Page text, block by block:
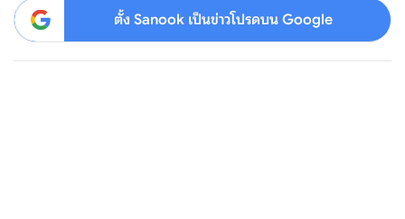
ตั้ง Sanook เป็นข่าวโปรดบน Google